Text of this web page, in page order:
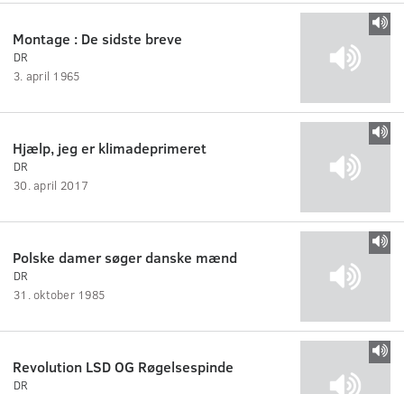
Montage : De sidste breve
DR
3. april 1965
Hjælp, jeg er klimadeprimeret
DR
30. april 2017
Polske damer søger danske mænd
DR
31. oktober 1985
Revolution LSD OG Røgelsespinde
DR